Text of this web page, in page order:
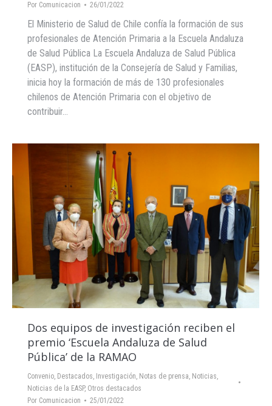
Por Comunicacion 26/01/2022
El Ministerio de Salud de Chile confía la formación de sus
profesionales de Atención Primaria a la Escuela Andaluza
de Salud Pública La Escuela Andaluza de Salud Pública
(EASP), institución de la Consejería de Salud y Familias,
inicia hoy la formación de más de 130 profesionales
chilenos de Atención Primaria con el objetivo de
contribuir…
Dos equipos de investigación reciben el
premio ‘Escuela Andaluza de Salud
Pública’ de la RAMAO
Convenio, Destacados, Investigación, Notas de prensa, Noticias,
Noticias de la EASP, Otros destacados
Por Comunicacion 25/01/2022